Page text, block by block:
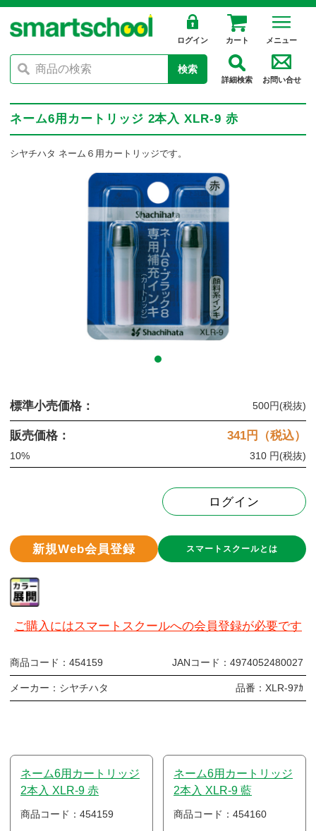
ログイン カート メニュー
検索
詳細検索 お問い合せ
ネーム6用カートリッジ 2本入 XLR-9 赤
シヤチハタ ネーム６用カートリッジです。
標準小売価格： 500円(税抜)
販売価格： 341円（税込）
10% 310 円(税抜)
ログイン
新規Web会員登録 スマートスクールとは
ご購入にはスマートスクールへの会員登録が必要です
商品コード： 454159 JANコード： 4974052480027
メーカー： シヤチハタ 品番： XLR-9ｱｶ
ネーム6用カートリッジ
2本入 XLR-9 赤
商品コード：454159
ネーム6用カートリッジ
2本入 XLR-9 藍
商品コード：454160